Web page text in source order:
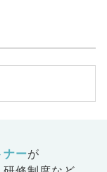
ナーが